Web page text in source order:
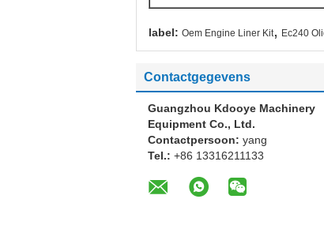
label: Oem Engine Liner Kit, Ec240
Contactgegevens
Guangzhou Kdooye Machinery
Equipment Co., Ltd.
Contactpersoon: yang
Tel.: +86 13316211133